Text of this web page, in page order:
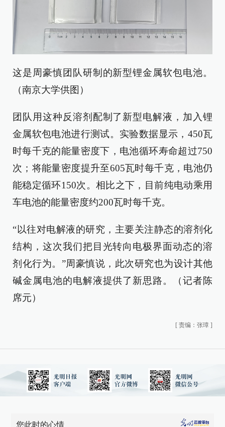
这是周豪慎团队研制的新型锂金属软包电池。
（南京大学供图）
团队用这种反溶剂配制了新型电解液，加入锂
金属软包电池进行测试。实验数据显示，450瓦
时每千克的能量密度下，电池循环寿命超过750
次；将能量密度提升至605瓦时每千克，电池仍
能稳定循环150次。相比之下，目前纯电动乘用
车电池的能量密度约200瓦时每千克。
“以往对电解液的研究，主要关注静态的溶剂化
结构，这次我们把目光转向电极界面动态的溶
剂化行为。”周豪慎说，此次研究也为设计其他
碱金属电池的电解液提供了新思路。（记者陈
席元）
[ 责编：张璋 ]
您此时的心情